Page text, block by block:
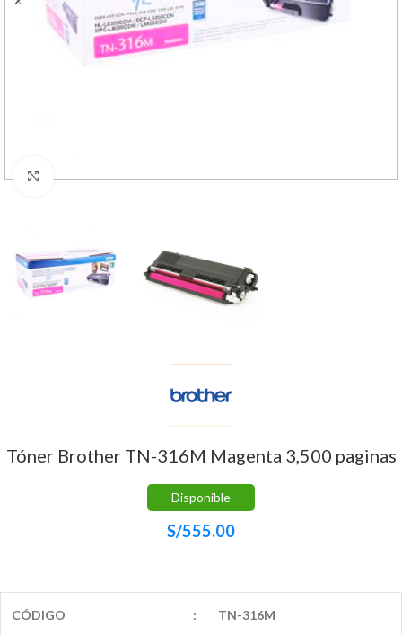
Haga Click para agrandar
Tóner Brother TN-316M Magenta 3,500 paginas
Disponible
S/555.00
CÓDIGO : TN-316M